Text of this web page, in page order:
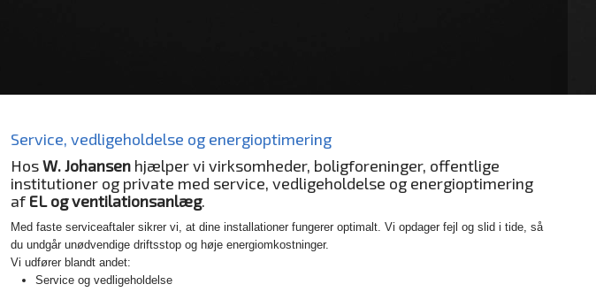
Service, vedligeholdelse og energioptimering
HosW. Johansenhjælper vi virksomheder, boligforeninger, offentlige
institutioner og private med service, vedligeholdelse og energioptimering
af EL og ventilationsanlæg.
Med faste serviceaftaler sikrer vi, at dine installationer fungerer optimalt. Vi opdager fejl og slid i tide, så
du undgår unødvendige driftsstop og høje energiomkostninger.
Vi udfører blandt andet:
Service og vedligeholdelse